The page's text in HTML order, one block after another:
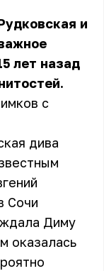
и
лет назад
с
дива
Сочи
Диму
оказалась